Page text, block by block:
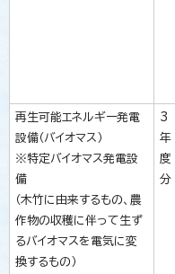
再生可能エネルギー発電
設備（バイオマス）
※特定バイオマス発電設
備
（木竹に由来するもの、農
作物の収穫に伴って生ず
るバイオマスを電気に変
換するもの）
3
年
度
分